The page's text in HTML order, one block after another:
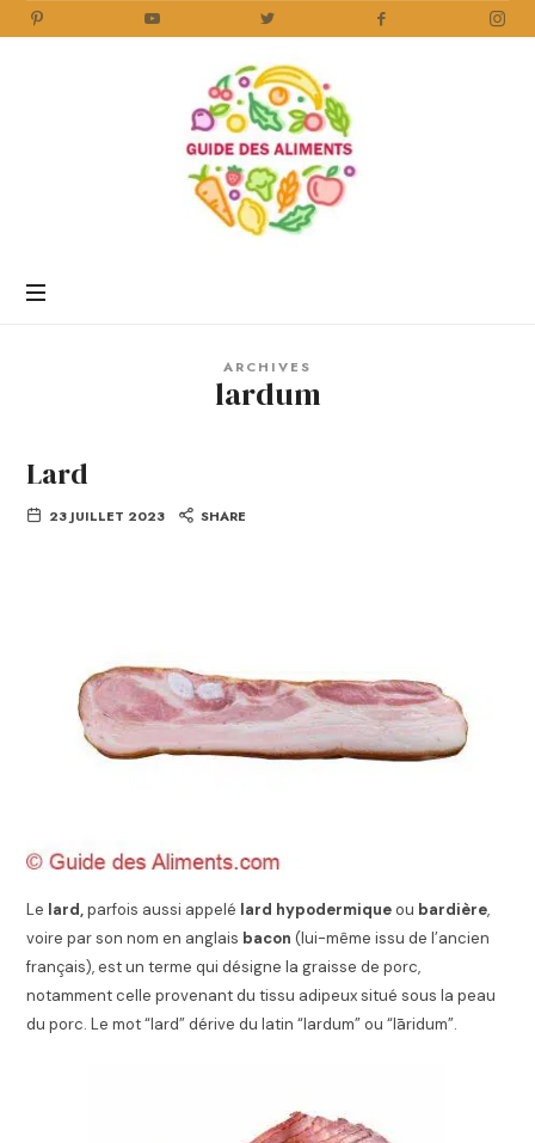
Aliments
ARCHIVES
lardum
Lard
23 JUILLET 2023 SHARE
Le lard,parfois aussi appelé lard hypodermiqueou bardière,
voire par son nom en anglais bacon (lui-même issu de l’ancien
français), est un terme qui désigne la graisse de porc,
notamment celle provenant du tissu adipeux situé sous la peau
du porc. Le mot “lard” dérive du latin “lardum” ou “lāridum”.